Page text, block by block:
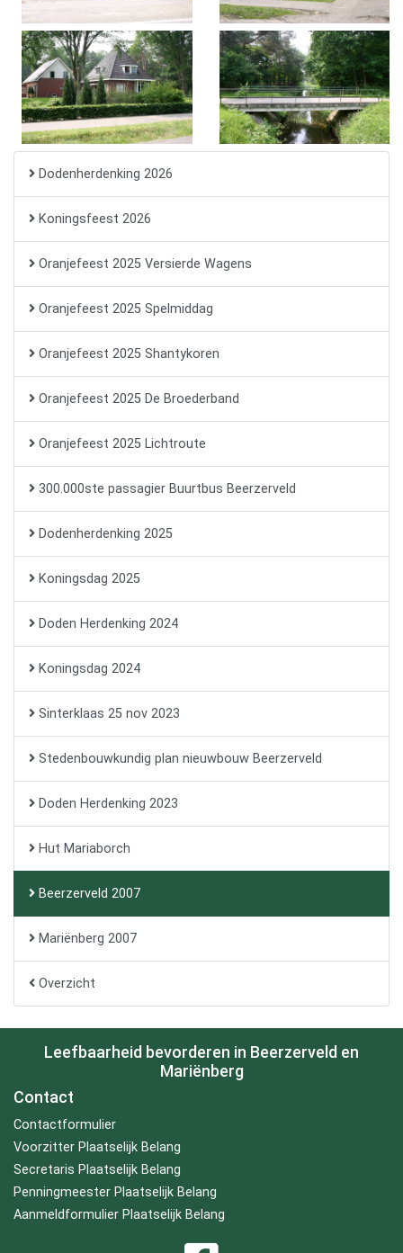
Dodenherdenking 2026
Koningsfeest 2026
Oranjefeest 2025 Versierde Wagens
Oranjefeest 2025 Spelmiddag
Oranjefeest 2025 Shantykoren
Oranjefeest 2025 De Broederband
Oranjefeest 2025 Lichtroute
300.000ste passagier Buurtbus Beerzerveld
Dodenherdenking 2025
Koningsdag 2025
Doden Herdenking 2024
Koningsdag 2024
Sinterklaas 25 nov 2023
Stedenbouwkundig plan nieuwbouw Beerzerveld
Doden Herdenking 2023
Hut Mariaborch
Beerzerveld 2007
Mariënberg 2007
Overzicht
Leefbaarheid bevorderen in Beerzerveld en
Mariënberg
Contact
Contactformulier
Voorzitter Plaatselijk Belang
Secretaris Plaatselijk Belang
Penningmeester Plaatselijk Belang
Aanmeldformulier Plaatselijk Belang